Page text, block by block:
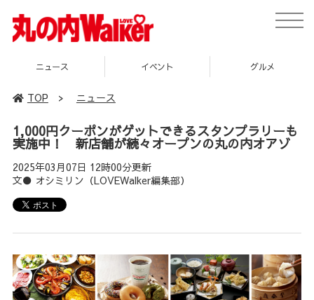
toggle
イベント グルメ スポット
TOP > ニュース
1,000円クーポンがゲットできるスタンプラリーも
実施中！ 新店舗が続々オープンの丸の内オアゾ
2025年03月07日 12時00分更新
文● オシミリン（LOVEWalker編集部）